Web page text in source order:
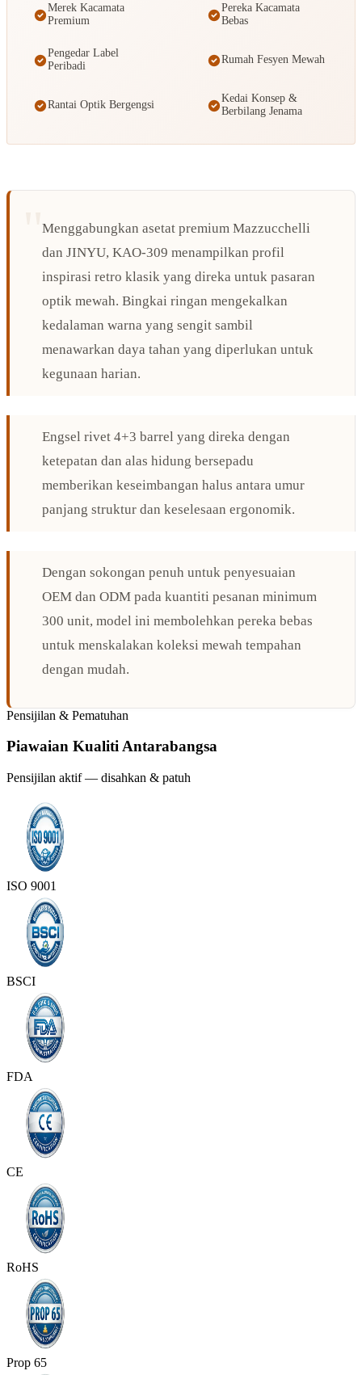
Merek Kacamata
Premium
Pereka Kacamata
Bebas
Pengedar Label
Peribadi
Rumah Fesyen Mewah
Rantai Optik Bergengsi
Kedai Konsep &
Berbilang Jenama
Menggabungkan asetat premium Mazzucchelli
dan JINYU, KAO-309 menampilkan profil
inspirasi retro klasik yang direka untuk pasaran
optik mewah. Bingkai ringan mengekalkan
kedalaman warna yang sengit sambil
menawarkan daya tahan yang diperlukan untuk
kegunaan harian.
Engsel rivet 4+3 barrel yang direka dengan
ketepatan dan alas hidung bersepadu
memberikan keseimbangan halus antara umur
panjang struktur dan keselesaan ergonomik.
Dengan sokongan penuh untuk penyesuaian
OEM dan ODM pada kuantiti pesanan minimum
300 unit, model ini membolehkan pereka bebas
untuk menskalakan koleksi mewah tempahan
dengan mudah.
Pensijilan & Pematuhan
Piawaian Kualiti Antarabangsa
Pensijilan aktif — disahkan & patuh
ISO 9001
BSCI
FDA
CE
RoHS
Prop 65